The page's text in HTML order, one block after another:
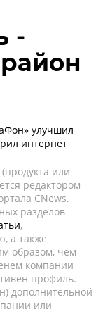
-
улучшил
интернет
или
редактором
CNews.
разделов
,
а также
образом, чем
компании
профиль.
дополнительной
или